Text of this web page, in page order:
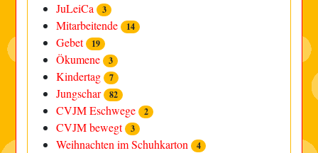
JuLeiCa 3
Mitarbeitende 14
Gebet 19
Ökumene 3
Kindertag 7
Jungschar 82
CVJM Eschwege 2
CVJM bewegt 3
Weihnachten im Schuhkarton 4